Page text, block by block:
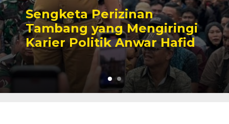
Sengketa Perizinan
Tambang yang Mengiringi
Karier Politik Anwar Hafid